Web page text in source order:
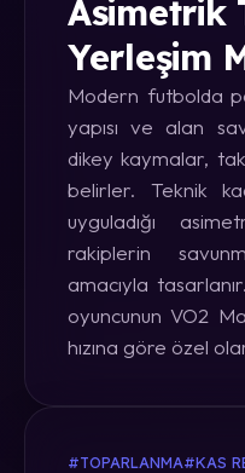
Asimetrik
Yerleşim
Modern futbolda
yapısı ve alan
dikey kaymalar,
belirler. Teknik
uyguladığı
rakiplerin
amacıyla
oyuncunun VO2
hızına göre özel
#TOPARLANMA#KAS